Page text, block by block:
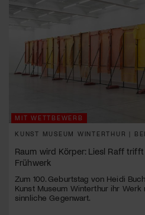
MIT WETTBEWERB
KUNST MUSEUM WINTERTHUR |
Raum wird Körper: Liesl Raff
Frühwerk
Zum 100. Geburtstag von Heidi
Kunst Museum Winterthur ihr
sinnliche Gegenwart.